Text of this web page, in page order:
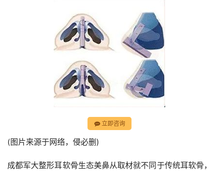
立即咨询
(图片来源于网络，侵必删)
成都军大整形耳软骨生态美鼻从取材就不同于传统耳软骨，